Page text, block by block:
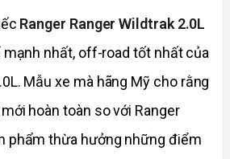
Ranger Ranger Wildtrak 2.0L
mạnh nhất, off-road tốt nhất của
Mẫu xe mà hãng Mỹ cho rằng
hoàn toàn so với Ranger
phẩm thừa hưởng những điểm